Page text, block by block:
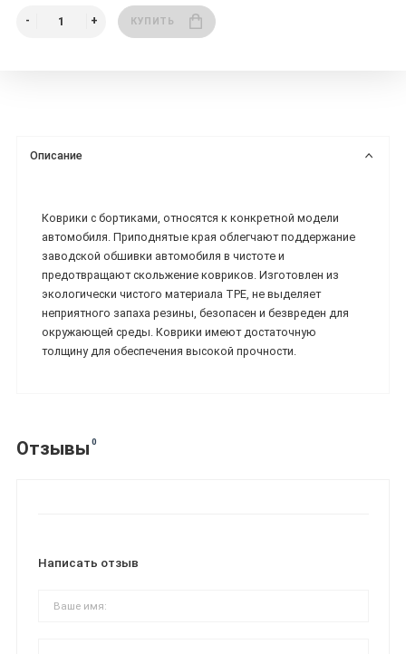
КУПИТЬ
Описание
Коврики с бортиками, относятся к конкретной модели
автомобиля. Приподнятые края облегчают поддержание
заводской обшивки автомобиля в чистоте и
предотвращают скольжение ковриков. Изготовлен из
экологически чистого материала TPE, не выделяет
неприятного запаха резины, безопасен и безвреден для
окружающей среды. Коврики имеют достаточную
толщину для обеспечения высокой прочности.
Отзывы 0
Написать отзыв